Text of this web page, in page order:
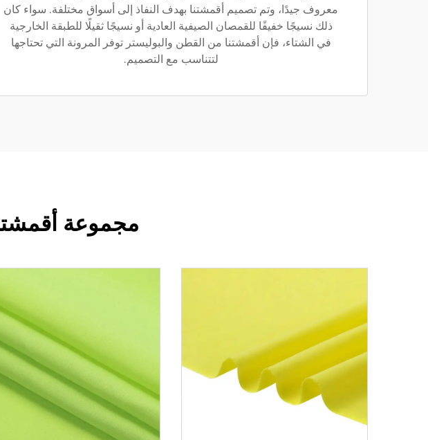
معروف جيدًا، وتم تصميم أقمشتنا بهدف النفاذ إلى أسواق مختلفة. سواء كان
ذلك نسيجًا خفيفًا للقمصان الصيفية العادية أو نسيجًا ثقيلًا للطبقة الخارجية
في الشتاء، فإن أقمشتنا من القطن والبوليستر توفر المرونة التي تحتاجها
لتتناسب مع التصميم.
مجموعة